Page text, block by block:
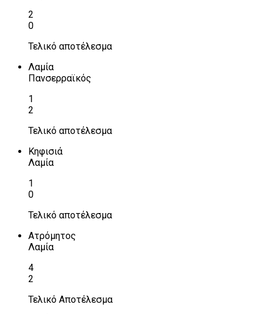
2
0
Τελικό αποτέλεσμα
Λαμία
Πανσερραϊκός
1
2
Τελικό αποτέλεσμα
Κηφισιά
Λαμία
1
0
Τελικό αποτέλεσμα
Ατρόμητος
Λαμία
4
2
Τελικό Αποτέλεσμα